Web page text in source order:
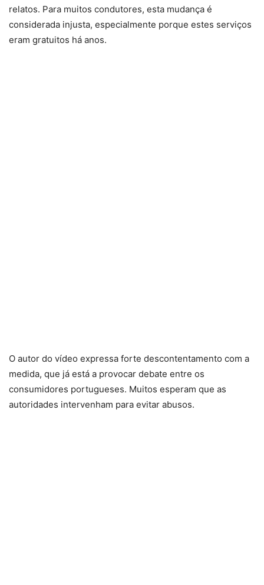
relatos. Para muitos condutores, esta mudança é
considerada injusta, especialmente porque estes serviços
eram gratuitos há anos.
O autor do vídeo expressa forte descontentamento com a
medida, que já está a provocar debate entre os
consumidores portugueses. Muitos esperam que as
autoridades intervenham para evitar abusos.